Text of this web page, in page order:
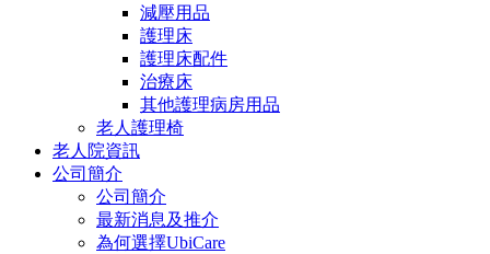
減壓用品
護理床
護理床配件
治療床
其他護理病房用品
老人護理椅
老人院資訊
公司簡介
公司簡介
最新消息及推介
為何選擇UbiCare